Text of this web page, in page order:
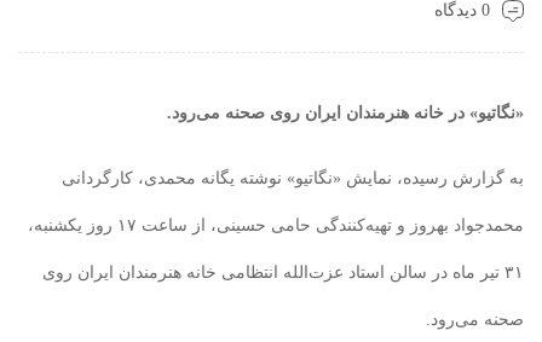
0 دیدگاه
«نگاتیو» در خانه هنرمندان ایران روی صحنه می‌رود.
به گزارش رسیده، نمایش «نگاتیو» نوشته یگانه محمدی، کارگردانی
محمدجواد بهروز و تهیه‌کنندگی حامی حسینی، از ساعت ۱۷ روز یکشنبه،
۳۱ تیر ماه در سالن استاد عزت‌الله انتظامی خانه هنرمندان ایران روی
صحنه می‌رود.